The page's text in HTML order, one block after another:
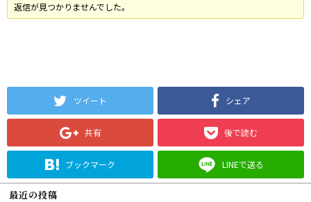
返信が見つかりませんでした。
ツイート シェア
共有 後で読む
ブックマーク LINEで送る
最近の投稿